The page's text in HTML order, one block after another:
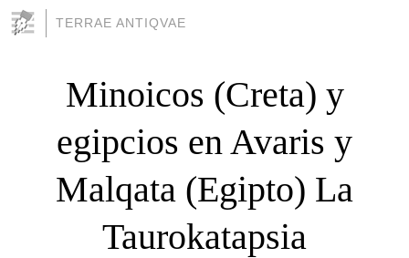
TERRAE ANTIQVAE
Minoicos (Creta) y
egipcios en Avaris y
Malqata (Egipto) La
Taurokatapsia